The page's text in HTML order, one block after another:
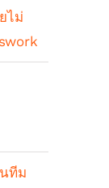
ไม่
ทีม